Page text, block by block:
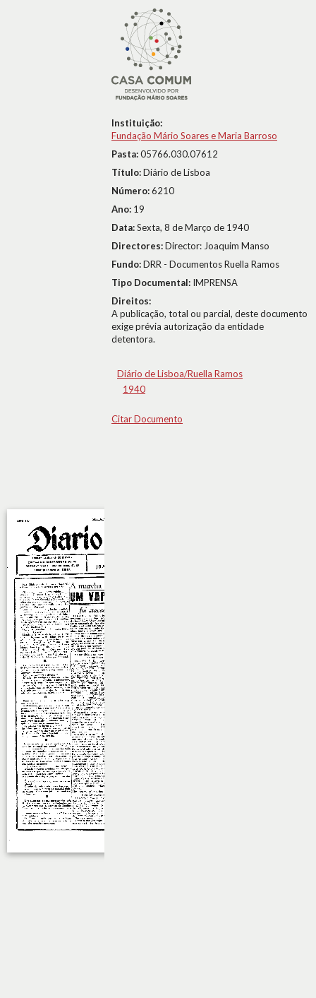
Instituição:
Fundação Mário Soares e Maria Barroso
Pasta:05766.030.07612
Título:Diário de Lisboa
Número:6210
Ano: 19
Data:Sexta, 8 de Março de 1940
Directores:Director: Joaquim Manso
Fundo:DRR - Documentos Ruella Ramos
Tipo Documental: IMPRENSA
Direitos:
A publicação, total ou parcial, deste documento
exige prévia autorização da entidade
detentora.
Diário de Lisboa/Ruella Ramos
1940
Citar Documento